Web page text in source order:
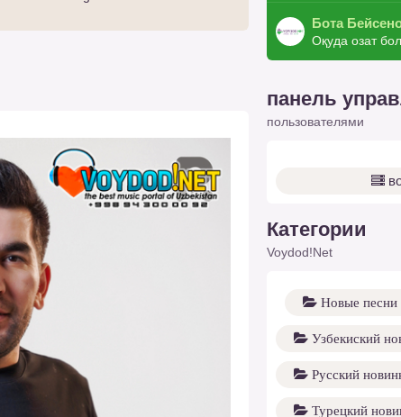
Бота
Оқуда озат
панель
пользователями
Категории
Voydod!Net
Новые песни
Узбекиский
Русский
Турецкий